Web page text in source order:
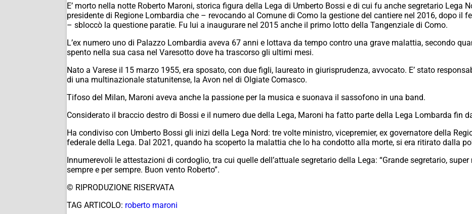
E’ morto nella notte Roberto Maroni, storica figura della Lega di Umberto Bossi e di cui fu anche segretario Lega
presidente di Regione Lombardia che – revocando al Comune di Como la gestione del cantiere nel 2016, dopo il
– sbloccò la questione paratie. Fu lui a inaugurare nel 2015 anche il primo lotto della Tangenziale di Como.
L’ex numero uno di Palazzo Lombardia aveva 67 anni e lottava da tempo contro una grave malattia, secondo
spento nella sua casa nel Varesotto dove ha trascorso gli ultimi mesi.
Nato a Varese il 15 marzo 1955, era sposato, con due figli, laureato in giurisprudenza, avvocato. E’ stato
di una multinazionale statunitense, la Avon nel di Olgiate Comasco.
Tifoso del Milan, Maroni aveva anche la passione per la musica e suonava il sassofono in una band.
Considerato il braccio destro di Bossi e il numero due della Lega, Maroni ha fatto parte della Lega Lombarda fin
Ha condiviso con Umberto Bossi gli inizi della Lega Nord: tre volte ministro, vicepremier, ex governatore della
federale della Lega. Dal 2021, quando ha scoperto la malattia che lo ha condotto alla morte, si era ritirato dalla
Innumerevoli le attestazioni di cordoglio, tra cui quelle dell’attuale segretario della Lega: “Grande segretario,
sempre e per sempre. Buon vento Roberto”.
© RIPRODUZIONE RISERVATA
TAG ARTICOLO: roberto maroni